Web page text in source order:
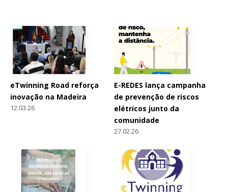
eTwinning Road reforça
inovação na Madeira
12.03.26
E-REDES lança campanha
de prevenção de riscos
elétricos junto da
comunidade
27.02.26